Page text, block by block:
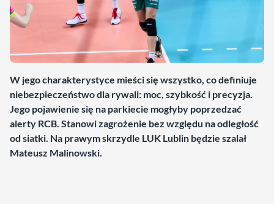
W jego charakterystyce mieści się wszystko, co definiuje
niebezpieczeństwo dla rywali: moc, szybkość i precyzja.
Jego pojawienie się na parkiecie mogłyby poprzedzać
alerty RCB. Stanowi zagrożenie bez względu na odległość
od siatki. Na prawym skrzydle LUK Lublin będzie szalał
Mateusz Malinowski.